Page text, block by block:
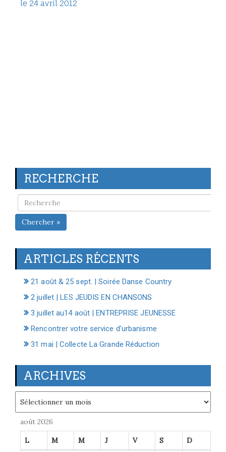
le 24 avril 2012
RECHERCHE
Chercher »
ARTICLES RÉCENTS
21 août & 25 sept. | Soirée Danse Country
2 juillet | LES JEUDIS EN CHANSONS
3 juillet au14 août | ENTREPRISE JEUNESSE
Rencontrer votre service d’urbanisme
31 mai | Collecte La Grande Réduction
ARCHIVES
août 2026
L M M J V S D